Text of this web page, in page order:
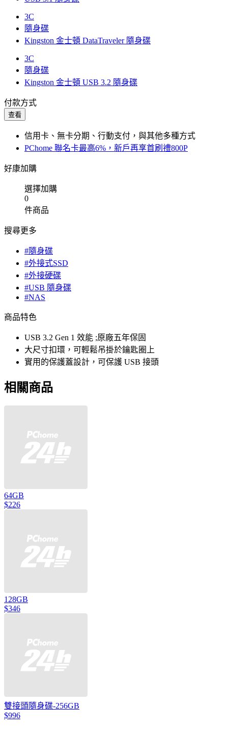
3C
隨身碟
Kingston 金士頓 DataTraveler 隨身碟
3C
隨身碟
Kingston 金士頓 USB 3.2 隨身碟
付款方式
查看
信用卡、無卡分期、行動支付，與其他多種方式
PChome 聯名卡最高6%，新戶再享首刷禮800P
好康加購
選擇加購
0
件商品
搜尋更多
#隨身碟
#外接式SSD
#外接硬碟
#USB 隨身碟
#NAS
商品特色
USB 3.2 Gen 1 效能 ;原廠五年保固
大尺寸扣環，可輕鬆吊掛於鑰匙圈上
實用的保護蓋設計，可保護 USB 接頭
相關商品
64GB
$226
128GB
$346
雙接頭隨身碟-256GB
$996